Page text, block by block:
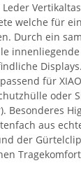
Leder
welche für
Durch ein
für
oder
Besonderes
aus
der